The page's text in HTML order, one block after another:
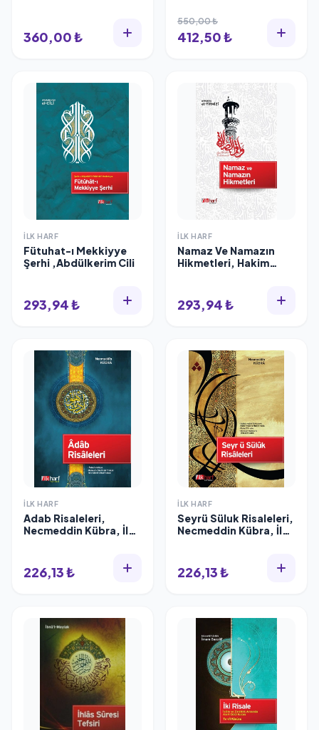
360,00 ₺
550,00 ₺
412,50 ₺
İLK HARF
Fütuhat-ı Mekkiyye
Şerhi ,Abdülkerim Cili
293,94 ₺
İLK HARF
Namaz Ve Namazın
Hikmetleri, Hakim
293,94 ₺
İLK HARF
Adab Risaleleri,
Necmeddin Kübra, İlk
226,13 ₺
İLK HARF
Seyrü Süluk Risaleleri,
Necmeddin Kübra, İlk
226,13 ₺